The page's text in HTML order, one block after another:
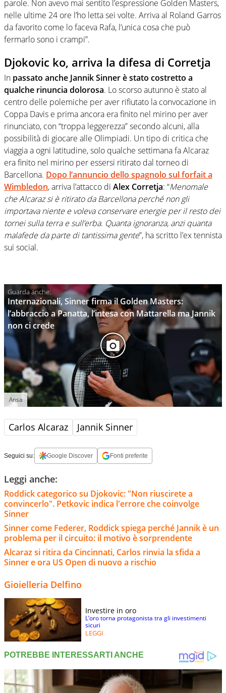
parole. Non avevo mai sentito l’espressione Golden Masters,
nelle ultime 24 ore l’ho letta sei volte. Arriva al Roland Garros
da favorito come lo faceva Rafa, l’unica cosa che può
fermarlo sono i crampi”.
Djokovic ko, arriva la difesa di Corretja
In passato anche Jannik Sinner è stato costretto a
qualche rinuncia dolorosa. Lo scorso autunno è stato al
centro delle polemiche per aver rifiutato la convocazione in
Coppa Davis e prima ancora era finito nel mirino per aver
rinunciato, con “troppa leggerezza” secondo alcuni, alla
possibilità di giocare alle Olimpiadi. Un tipo di critica che
viaggia a ogni latitudine, solo qualche settimana fa Alcaraz
era finito nel mirino per essersi ritirato dal torneo di
Barcellona. Dopo l’annuncio dello spagnolo sul forfait a
Wimbledon, arriva l’attacco di Alex Corretja: “Menomale
che Alcaraz si è ritirato da Barcellona perché non gli
importava niente e voleva conservare energie per il resto dei
tornei sulla terra e sull’erba. Quanta ignoranza, anzi quanta
malafede da parte di tantissima gente”, ha scritto l’ex tennista
sui social.
Internazionali, Sinner firma il Golden Masters:
l’abbraccio a Panatta, l’intesa con Mattarella ma Jannik
non ci crede
Ansa
Carlos Alcaraz Jannik Sinner
Seguici su: Google Discover Fonti preferite
Leggi anche:
Roddick categorico su Djokovic: "Non riuscirete a
convincerlo". Petkovic indica l'errore che coinvolge
Sinner
Sinner come Federer, Roddick spiega perché Jannik è un
problema per il circuito: il motivo è sorprendente
Alcaraz si ritira da Cincinnati, Carlos rinvia la sfida a
Sinner e ora US Open di nuovo a rischio
Gioielleria Delfino
Investire in oro
L’oro torna protagonista tra gli investimenti
sicuri
LEGGI